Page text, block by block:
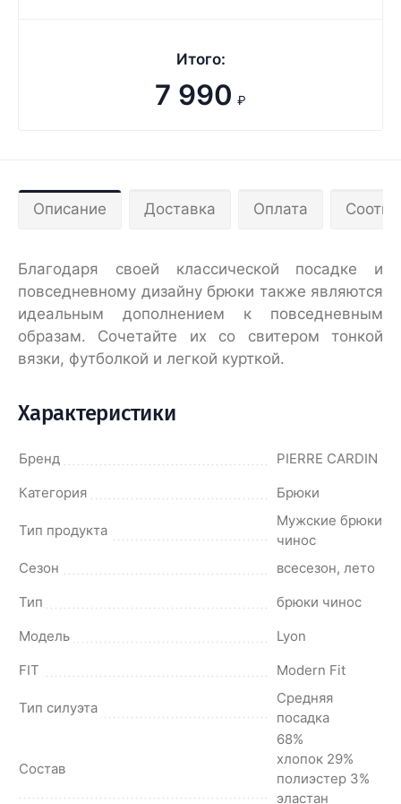
Итого:
7 990 ₽
Описание Доставка Оплата
Благодаря своей классической посадке и
повседневному дизайну брюки также являются
идеальным дополнением к повседневным
образам. Сочетайте их со свитером тонкой
вязки, футболкой и легкой курткой.
Характеристики
Бренд
PIERRE CARDIN
Категория
Брюки
Тип продукта
Мужские брюки
чинос
Сезон
всесезон, лето
Тип
брюки чинос
Модель
Lyon
FIT
Modern Fit
Тип силуэта
Средняя
посадка
Состав
68%
хлопок 29%
полиэстер 3%
эластан